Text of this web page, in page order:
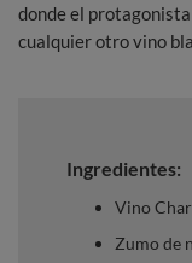
donde el
cualquier otro vino
Ingredientes:
Vino
Zumo de